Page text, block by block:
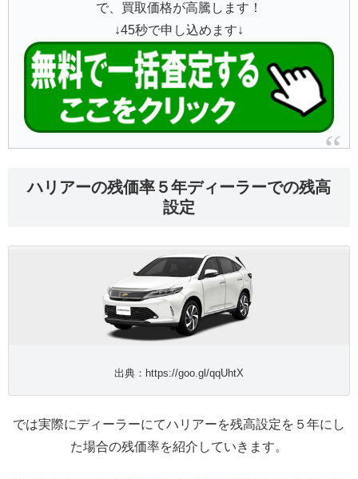
で、買取価格が高騰します！
↓45秒で申し込めます↓
ハリアーの残価率５年ディーラーでの残高
設定
出典：https://goo.gl/qqUhtX
では実際にディーラーにてハリアーを残高設定を５年にし
た場合の残価率を紹介していきます。